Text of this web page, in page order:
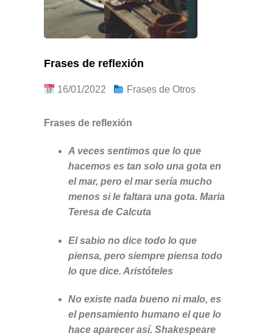
Frases de reflexión
16/01/2022 Frases de Otros
Frases de reflexión
A veces sentimos que lo que
hacemos es tan solo una gota en
el mar, pero el mar sería mucho
menos si le faltara una gota. Maria
Teresa de Calcuta
El sabio no dice todo lo que
piensa, pero siempre piensa todo
lo que dice. Aristóteles
No existe nada bueno ni malo, es
el pensamiento humano el que lo
hace aparecer así. Shakespeare